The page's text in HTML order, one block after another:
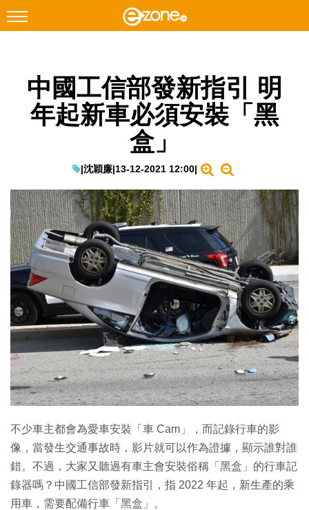
Facebook Instagram
科技焦點
教學評測
EduTech
IT Times
生成式AI與雲端應用
Enterprise Digital Transformation
特集
中國工信部發新指引 明
年起新車必須安裝「黑
盒」
|沈穎廉|13-12-2021 12:00|
不少車主都會為愛車安裝「車 Cam」，而記錄行車的影
像，當發生交通事故時，影片就可以作為證據，顯示誰對誰
錯。不過，大家又聽過有車主會安裝俗稱「黑盒」的行車記
錄器嗎？中國工信部發新指引，指 2022 年起，新生產的乘
用車，需要配備行車「黑盒」。